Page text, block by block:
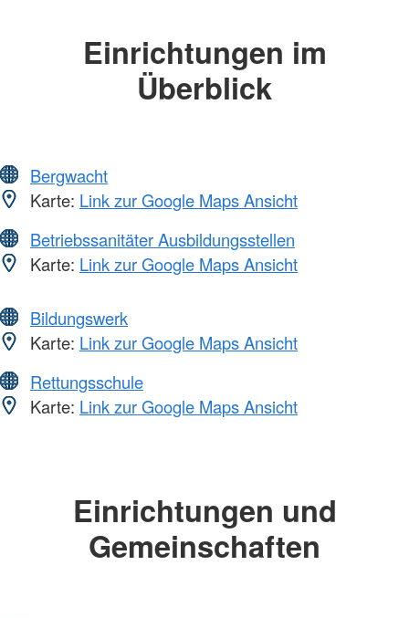
Einrichtungen im
Überblick
Bergwacht
Karte: Link zur Google Maps Ansicht
Betriebssanitäter Ausbildungsstellen
Karte: Link zur Google Maps Ansicht
Bildungswerk
Karte: Link zur Google Maps Ansicht
Rettungsschule
Karte: Link zur Google Maps Ansicht
Einrichtungen und
Gemeinschaften